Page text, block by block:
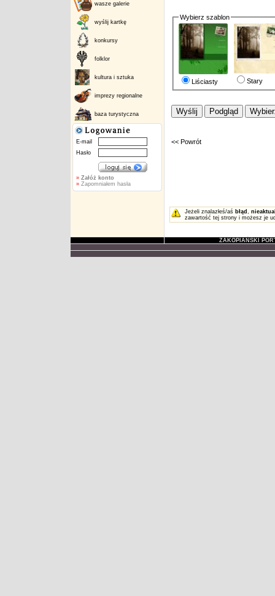
wasze galerie
wyślij kartkę
konkursy
folklor
kultura i sztuka
imprezy regionalne
baza turystyczna
E-mail
Hasło
» Załóż konto
» Zapomniałem hasła
Wybierz szablon
Liściasty Stary
<< Powrót
Jeżeli znalazłeś/aś błąd ,
zawartość tej strony i możesz je
ZAKOPIAŃSKI